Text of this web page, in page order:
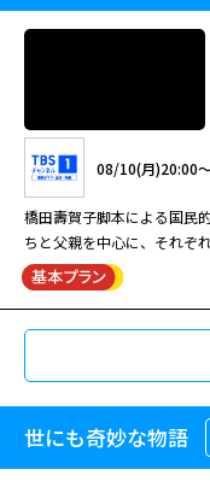
08/10(月)07:00
橋田壽賀子脚本による国民
リーズ。
08/10(月)07:50
橋田壽賀子脚本による国民
親・子・孫、様々な家族の
リーズ。
08/10(月)20:00
橋田壽賀子脚本による国民
ちと父親を中心に、それぞ
世にも奇妙な物語